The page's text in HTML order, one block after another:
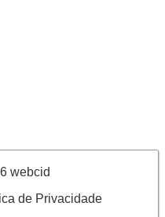
webcid
de Privacidade